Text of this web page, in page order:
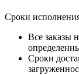
Сроки
Все заказы
Сроки